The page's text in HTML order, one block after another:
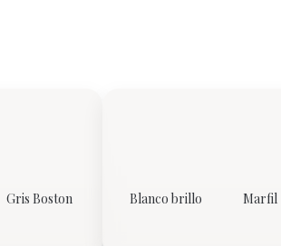
Gris Boston Blanco brillo Marfil